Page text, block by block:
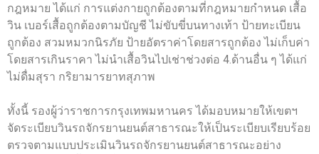
กฎหมาย ได้แก่ การแต่งกายถูกต้องตามที่กฎหมายกำหนด เสื้อ
วิน เบอร์เสื้อถูกต้องตามบัญชี ไม่ขับขี่บนทางเท้า ป้ายทะเบียน
ถูกต้อง สวมหมวกนิรภัย ป้ายอัตราค่าโดยสารถูกต้อง ไม่เก็บค่า
โดยสารเกินราคา ไม่นำเสื้อวินไปเช่าช่วงต่อ 4.ด้านอื่น ๆ ได้แก่
ไม่ดื่มสุรา กริยามารยาทสุภาพ
ทั้งนี้ รองผู้ว่าราชการกรุงเทพมหานคร ได้มอบหมายให้เขตฯ
จัดระเบียบวินรถจักรยานยนต์สาธารณะให้เป็นระเบียบเรียบร้อย
ตรวจตามแบบประเมินวินรถจักรยานยนต์สาธารณะอย่าง